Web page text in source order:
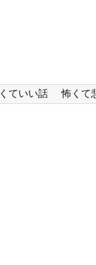
ていい話 怖くて